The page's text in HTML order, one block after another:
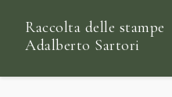
Raccolta delle stampe
Adalberto Sartori